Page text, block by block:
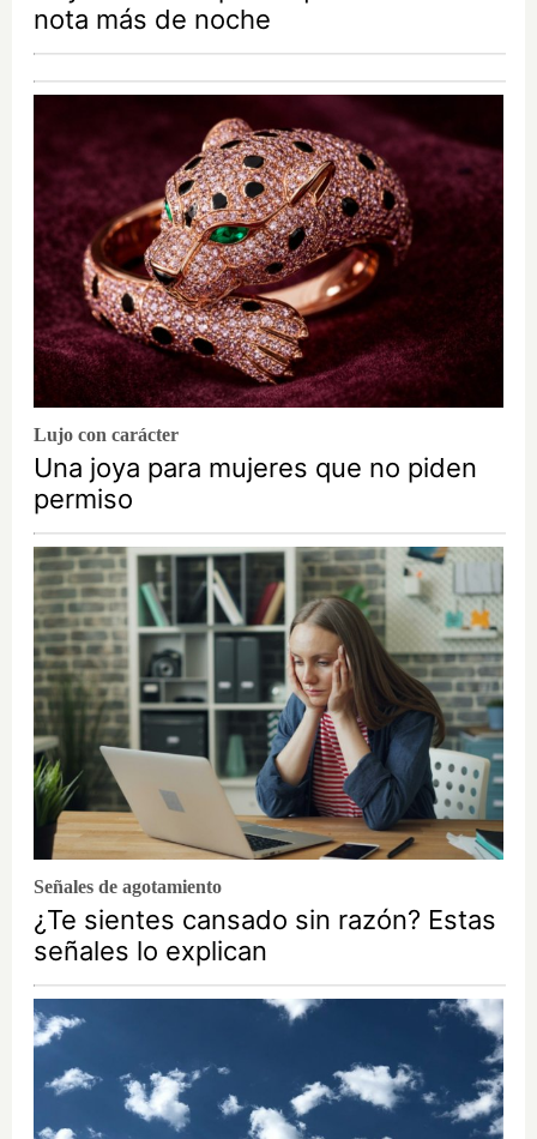
nota más de noche
Lujo con carácter
Una joya para mujeres que no piden
permiso
Señales de agotamiento
¿Te sientes cansado sin razón? Estas
señales lo explican